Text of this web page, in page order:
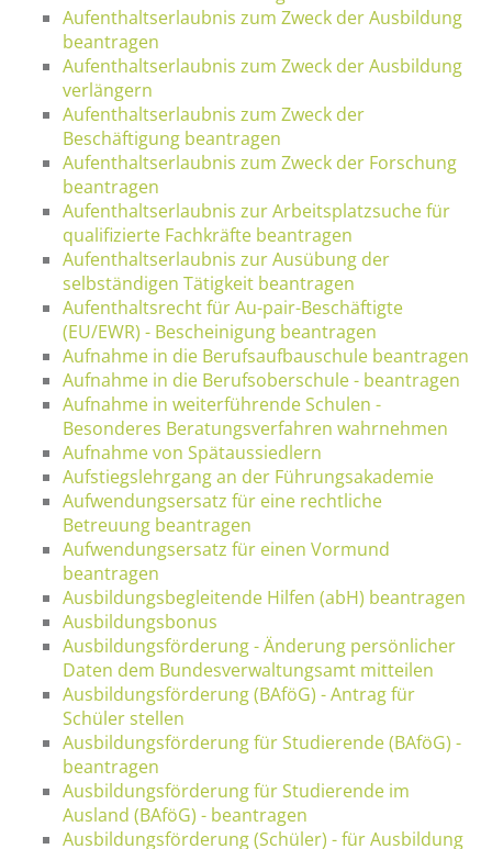
Aufenthaltserlaubnis zum Zweck der Ausbildung
beantragen
Aufenthaltserlaubnis zum Zweck der Ausbildung
verlängern
Aufenthaltserlaubnis zum Zweck der
Beschäftigung beantragen
Aufenthaltserlaubnis zum Zweck der Forschung
beantragen
Aufenthaltserlaubnis zur Arbeitsplatzsuche für
qualifizierte Fachkräfte beantragen
Aufenthaltserlaubnis zur Ausübung der
selbständigen Tätigkeit beantragen
Aufenthaltsrecht für Au-pair-Beschäftigte
(EU/EWR) - Bescheinigung beantragen
Aufnahme in die Berufsaufbauschule beantragen
Aufnahme in die Berufsoberschule - beantragen
Aufnahme in weiterführende Schulen -
Besonderes Beratungsverfahren wahrnehmen
Aufnahme von Spätaussiedlern
Aufstiegslehrgang an der Führungsakademie
Aufwendungsersatz für eine rechtliche
Betreuung beantragen
Aufwendungsersatz für einen Vormund
beantragen
Ausbildungsbegleitende Hilfen (abH) beantragen
Ausbildungsbonus
Ausbildungsförderung - Änderung persönlicher
Daten dem Bundesverwaltungsamt mitteilen
Ausbildungsförderung (BAföG) - Antrag für
Schüler stellen
Ausbildungsförderung für Studierende (BAföG) -
beantragen
Ausbildungsförderung für Studierende im
Ausland (BAföG) - beantragen
Ausbildungsförderung (Schüler) - für Ausbildung